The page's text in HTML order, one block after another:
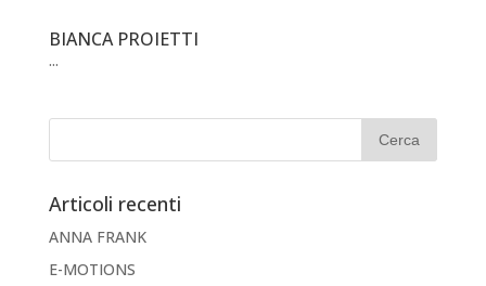
BIANCA PROIETTI
...
Articoli recenti
ANNA FRANK
E-MOTIONS